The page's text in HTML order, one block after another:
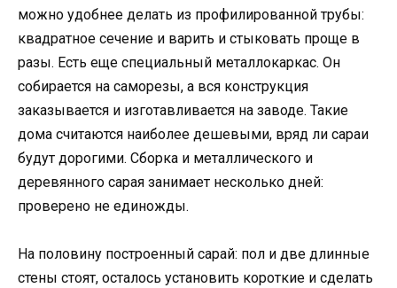
можно удобнее делать из профилированной трубы:
квадратное сечение и варить и стыковать проще в
разы. Есть еще специальный металлокаркас. Он
собирается на саморезы, а вся конструкция
заказывается и изготавливается на заводе. Такие
дома считаются наиболее дешевыми, вряд ли сараи
будут дорогими. Сборка и металлического и
деревянного сарая занимает несколько дней:
проверено не единожды.
На половину построенный сарай: пол и две длинные
стены стоят, осталось установить короткие и сделать